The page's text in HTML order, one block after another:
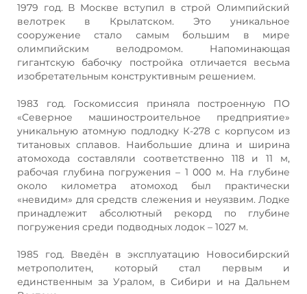
1979 год. В Москве вступил в строй Олимпийский
велотрек в Крылатском. Это уникальное
сооружение стало самым большим в мире
олимпийским велодромом. Напоминающая
гигантскую бабочку постройка отличается весьма
изобретательным конструктивным решением.
1983 год. Госкомиссия приняла построенную ПО
«Северное машиностроительное предприятие»
уникальную атомную подлодку К-278 с корпусом из
титановых сплавов. Наибольшие длина и ширина
атомохода составляли соответственно 118 и 11 м,
рабочая глубина погружения – 1 000 м. На глубине
около километра атомоход был практически
«невидим» для средств слежения и неуязвим. Лодке
принадлежит абсолютный рекорд по глубине
погружения среди подводных лодок – 1027 м.
1985 год. Введён в эксплуатацию Новосибирский
метрополитен, который стал первым и
единственным за Уралом, в Сибири и на Дальнем